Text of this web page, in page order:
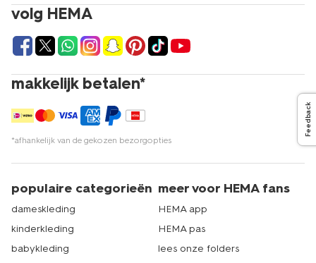
volg HEMA
makkelijk betalen*
*afhankelijk van de gekozen bezorgopties
populaire categorieën
dameskleding
kinderkleding
babykleding
meer voor HEMA fans
HEMA app
HEMA pas
lees onze folders
Feedback